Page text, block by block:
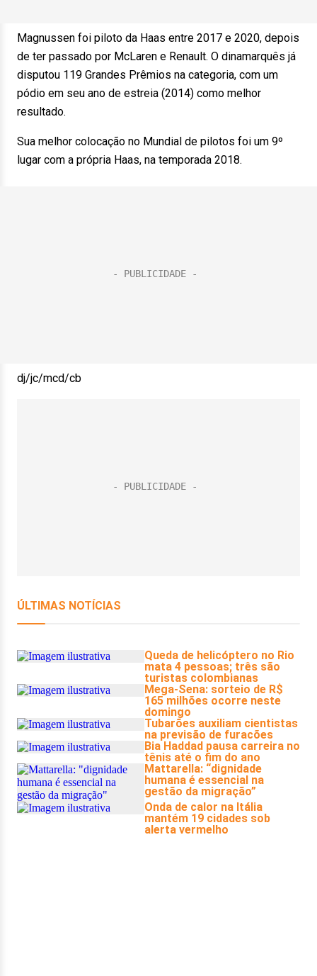
Magnussen foi piloto da Haas entre 2017 e 2020, depois
de ter passado por McLaren e Renault. O dinamarquês já
disputou 119 Grandes Prêmios na categoria, com um
pódio em seu ano de estreia (2014) como melhor
resultado.
Sua melhor colocação no Mundial de pilotos foi um 9º
lugar com a própria Haas, na temporada 2018.
dj/jc/mcd/cb